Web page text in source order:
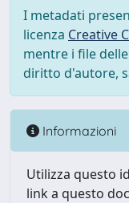
I metadati
licenza Creative
mentre i file
diritto d'autore,
Informazioni
Utilizza questo
link a questo